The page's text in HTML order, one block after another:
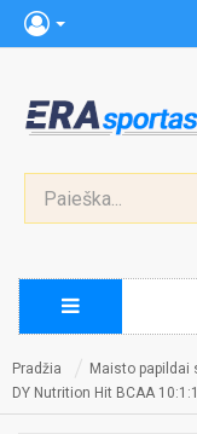
Pradžia Maisto papildai
DY Nutrition Hit BCAA